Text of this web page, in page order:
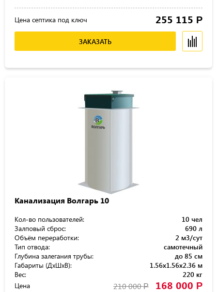
Цена септика под ключ 255 115 Р
ЗАКАЗАТЬ
Канализация Волгарь 10
Кол-во пользователей:
10 чел
Залповый сброс:
690 л
Объём переработки:
2 м3/сут
Тип отвода:
самотечный
Глубина залегания трубы:
до 85 см
Габариты (ДхШхВ):
1.56x1.56x2.36 м
Вес:
220 кг
Цена
210 000Р 168 000 Р